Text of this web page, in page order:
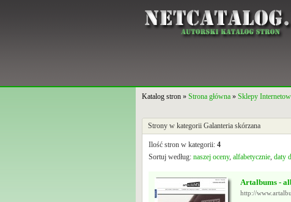
Katalog stron » Strona główna » Sklepy
Strony w kategorii Galanteria skórzana
Ilość stron w kategorii: 4
Sortuj według: naszej oceny, alfabetycznie, daty
Artalbums -
http://